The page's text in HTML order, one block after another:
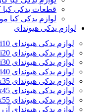
قطعات یدکی کیا
لوازم یدکی کیا
لوازم یدکی هیوندای
لوازم یدکی هیوندای i10
لوازم یدکی هیوندای i20
لوازم یدکی هیوندای i30
لوازم یدکی هیوندای i40
لوازم یدکی هیوندای ix35
لوازم یدکی هیوندای ix45
لوازم یدکی هیوندای ix55
لوازم یدکی هیوندای آزرا